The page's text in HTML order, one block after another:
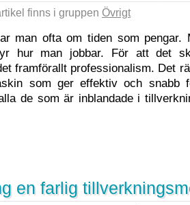
finns i gruppen Övrigt
man ofta om tiden som pengar.
hur man jobbar. För att det
framförallt professionalism. Det
som ger effektiv och snabb
de som är inblandade i
en farlig